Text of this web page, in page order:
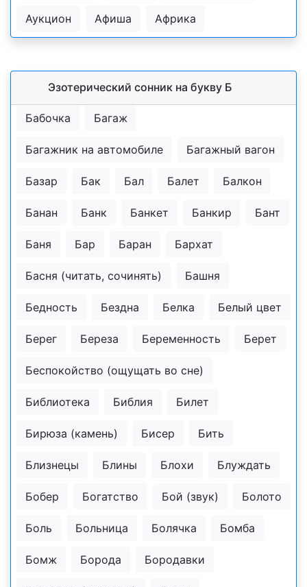
Аукцион Афиша Африка
Эзотерический cонник на букву Б
Бабочка Багаж
Багажник на автомобиле Багажный вагон
Базар Бак Бал Балет Балкон
Банан Банк Банкет Банкир Бант
Баня Бар Баран Бархат
Басня (читать, сочинять) Башня
Бедность Бездна Белка Белый цвет
Берег Береза Беременность Берет
Беспокойство (ощущать во сне)
Библиотека Библия Билет
Бирюза (камень) Бисер Бить
Близнецы Блины Блохи Блуждать
Бобер Богатство Бой (звук) Болото
Боль Больница Болячка Бомба
Бомж Борода Бородавки